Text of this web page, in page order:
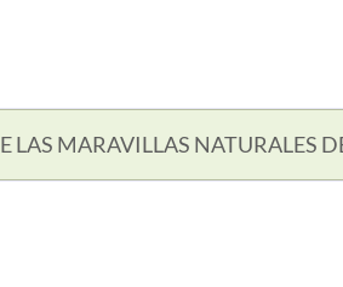
LAS MARAVILLAS NATURALES